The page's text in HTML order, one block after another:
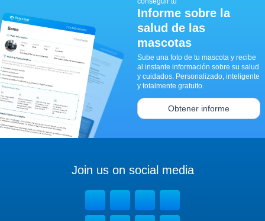
Informe sobre la
salud de las
mascotas
Sube una foto de tu mascota y recibe
al instante información sobre su salud
y cuidados. Personalizado, inteligente
y totalmente gratuito.
Obtener informe
Join us on social media